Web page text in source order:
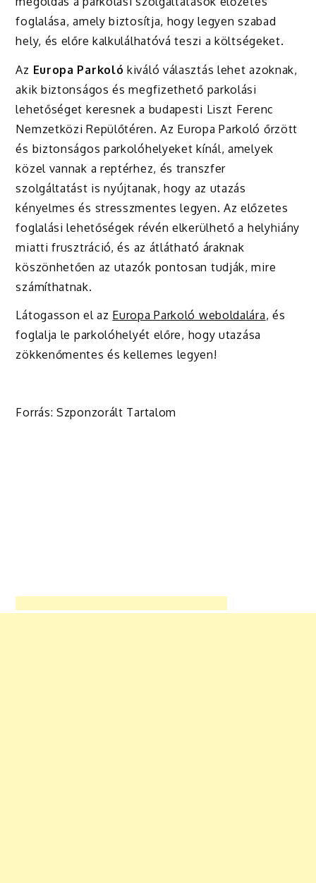
foglalása, amely biztosítja, hogy legyen szabad
hely, és előre kalkulálhatóvá teszi a költségeket.
Az Europa Parkoló kiváló választás lehet azoknak,
akik biztonságos és megfizethető parkolási
lehetőséget keresnek a budapesti Liszt Ferenc
Nemzetközi Repülőtéren. Az Europa Parkoló őrzött
és biztonságos parkolóhelyeket kínál, amelyek
közel vannak a reptérhez, és transzfer
szolgáltatást is nyújtanak, hogy az utazás
kényelmes és stresszmentes legyen. Az előzetes
foglalási lehetőségek révén elkerülhető a helyhiány
miatti frusztráció, és az átlátható áraknak
köszönhetően az utazók pontosan tudják, mire
számíthatnak.
Látogasson el az Europa Parkoló weboldalára, és
foglalja le parkolóhelyét előre, hogy utazása
zökkenőmentes és kellemes legyen!
Forrás: Szponzorált Tartalom